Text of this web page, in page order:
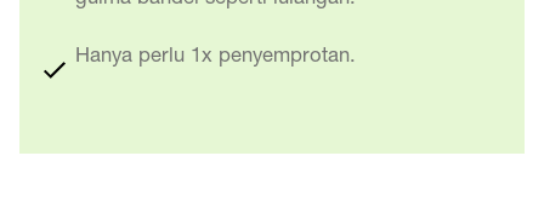
Hanya perlu 1x penyemprotan.